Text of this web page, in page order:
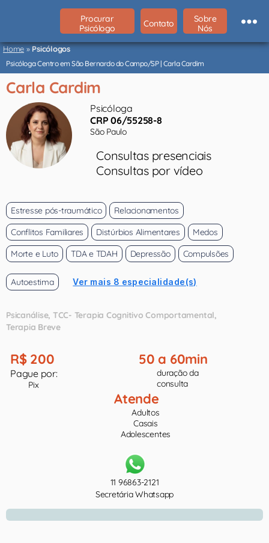
São
Paulo
Procurar
Psicólogo
Contato
Sobre
Nós
Home»Psicólogos
Psicóloga Centro em São Bernardo do Campo/SP | Carla Cardim
Carla Cardim
Psicóloga
CRP 06/55258-8
São Paulo
Consultas presenciais
Consultas por vídeo
Estresse pós-traumático
Relacionamentos
Conflitos Familiares
Distúrbios Alimentares
Medos
Morte e Luto
TDA e TDAH Depressão Compulsões
Autoestima Ver mais 8 especialidade(s)
Psicanálise TCC- Terapia Cognitivo Comportamental
Terapia Breve
R$ 200
Pague por:
Pix
50 a 60min
duração da
consulta
Atende
Adultos
Casais
Adolescentes
11 96863-2121
Secretária Whatsapp